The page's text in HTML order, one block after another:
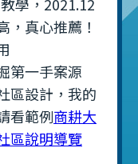
學，2021.12
，真心推薦！
第一手案源
區設計，我的
看範例商耕大
區說明導覽